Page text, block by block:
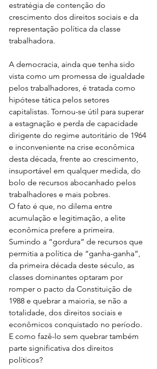
estratégia de contenção do
crescimento dos direitos sociais e da
representação política da classe
trabalhadora.
A democracia, ainda que tenha sido
vista como um promessa de igualdade
pelos trabalhadores, é tratada como
hipótese tática pelos setores
capitalistas. Tornou-se útil para superar
a estagnação e perda de capacidade
dirigente do regime autoritário de 1964
e inconveniente na crise econômica
desta década, frente ao crescimento,
insuportável em qualquer medida, do
bolo de recursos abocanhado pelos
trabalhadores e mais pobres.
O fato é que, no dilema entre
acumulação e legitimação, a elite
econômica prefere a primeira.
Sumindo a “gordura” de recursos que
permitia a política de “ganha-ganha”,
da primeira década deste século, as
classes dominantes optaram por
romper o pacto da Constituição de
1988 e quebrar a maioria, se não a
totalidade, dos direitos sociais e
econômicos conquistado no período.
E como fazê-lo sem quebrar também
parte significativa dos direitos
políticos?